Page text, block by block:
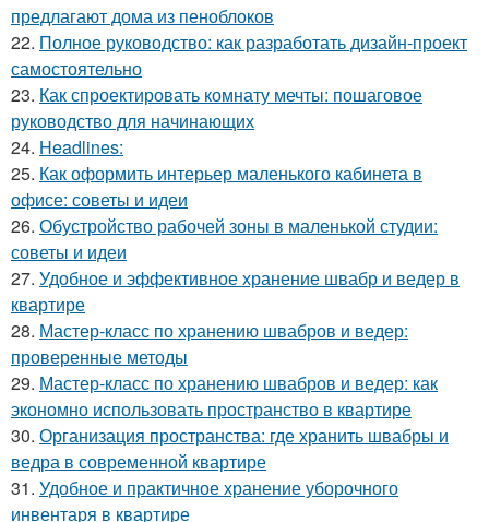
предлагают дома из пеноблоков
22. Полное руководство: как разработать дизайн-проект
самостоятельно
23. Как спроектировать комнату мечты: пошаговое
руководство для начинающих
24. Headlines:
25. Как оформить интерьер маленького кабинета в
офисе: советы и идеи
26. Обустройство рабочей зоны в маленькой студии:
советы и идеи
27. Удобное и эффективное хранение швабр и ведер в
квартире
28. Мастер-класс по хранению швабров и ведер:
проверенные методы
29. Мастер-класс по хранению швабров и ведер: как
экономно использовать пространство в квартире
30. Организация пространства: где хранить швабры и
ведра в современной квартире
31. Удобное и практичное хранение уборочного
инвентаря в квартире